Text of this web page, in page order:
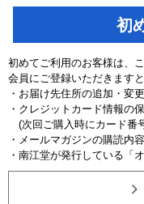
初
初めてご利用のお客様は、
会員にご登録いただきます
・お届け先住所の追加・変更
・クレジットカード情報の
(次回ご購入時にカード番
・メールマガジンの購読内
・南江堂が発行している「